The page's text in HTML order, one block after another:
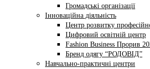
Громадські організації
Інноваційна діяльність
Центр розвитку
Цифровий освітній центр
Fashion Business Прорив
Бренд одягу “РОДОВІД”
Навчально-практичні центри